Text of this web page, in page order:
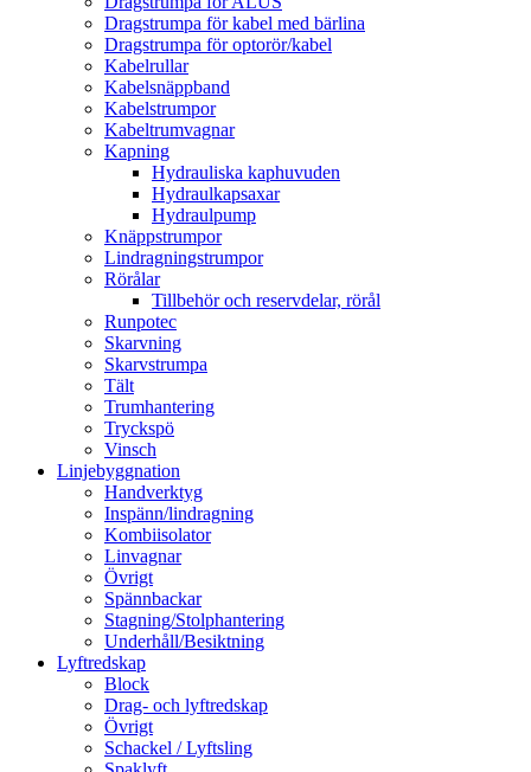
Dragstrumpa för kabel med bärlina
Dragstrumpa för optorör/kabel
Kabelrullar
Kabelsnäppband
Kabelstrumpor
Kabeltrumvagnar
Kapning
Hydrauliska kaphuvuden
Hydraulkapsaxar
Hydraulpump
Knäppstrumpor
Lindragningstrumpor
Rörålar
Tillbehör och reservdelar, rörål
Runpotec
Skarvning
Skarvstrumpa
Tält
Trumhantering
Tryckspö
Vinsch
Linjebyggnation
Handverktyg
Inspänn/lindragning
Kombiisolator
Linvagnar
Övrigt
Spännbackar
Stagning/Stolphantering
Underhåll/Besiktning
Lyftredskap
Block
Drag- och lyftredskap
Övrigt
Schackel / Lyftsling